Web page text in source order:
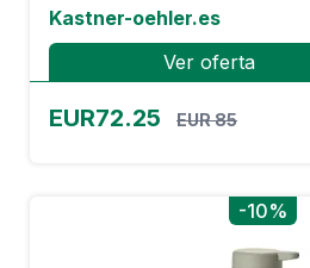
Kastner-oehler.es
Ver oferta
EUR72.25 EUR 85
-10%